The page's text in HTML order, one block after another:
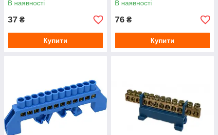
В наявності
37 ₴
Купити
В наявності
76 ₴
Купити